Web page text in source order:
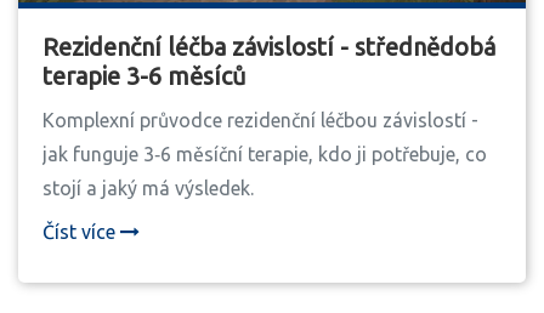
Rezidenční léčba závislostí - střednědobá
terapie 3-6 měsíců
Komplexní průvodce rezidenční léčbou závislostí -
jak funguje 3‑6 měsíční terapie, kdo ji potřebuje, co
stojí a jaký má výsledek.
Číst více